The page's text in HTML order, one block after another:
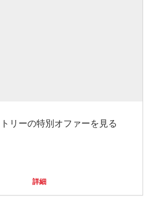
リーの特別オファーを見る
詳細